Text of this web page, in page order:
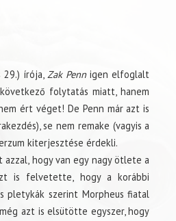
29.) írója,Zak Pennigen elfoglalt
folytatás miatt, hanem
ért véget! De Penn már azt is
se nem remake (vagyis a
kiterjesztése érdekli.
hogy van egy nagy ötlete a
is felvetette, hogy a korábbi
pletykák szerint Morpheus fiatal
azt is elsütötte egyszer, hogy